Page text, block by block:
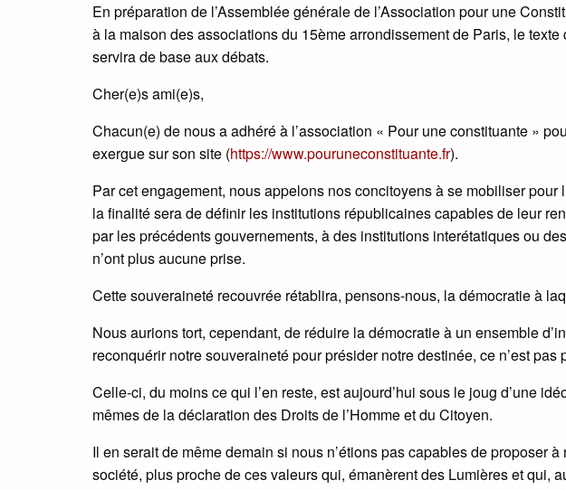
En préparation de l’Assemblée générale de l’Association pour une
à la maison des associations du 15ème arrondissement de Paris, le
servira de base aux débats.
Cher(e)s ami(e)s,
Chacun(e) de nous a adhéré à l’association « Pour une constituante »
exergue sur son site (https://www.pouruneconstituante.fr).
Par cet engagement, nous appelons nos concitoyens à se mobiliser pour
la finalité sera de définir les institutions républicaines capables de leur
par les précédents gouvernements, à des institutions interétatiques ou
n’ont plus aucune prise.
Cette souveraineté recouvrée rétablira, pensons-nous, la démocratie à
Nous aurions tort, cependant, de réduire la démocratie à un ensemble
reconquérir notre souveraineté pour présider notre destinée, ce n’est pas
Celle-ci, du moins ce qui l’en reste, est aujourd’hui sous le joug d’une
mêmes de la déclaration des Droits de l’Homme et du Citoyen.
Il en serait de même demain si nous n’étions pas capables de proposer
société, plus proche de ces valeurs qui, émanèrent des Lumières et qui,